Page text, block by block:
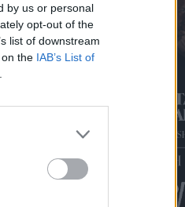
by us or personal
opt-out of the
list of downstream
the IAB’s List of